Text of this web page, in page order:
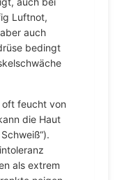
Luftnot,
auch
bedingt
feucht von
die Haut
als extrem